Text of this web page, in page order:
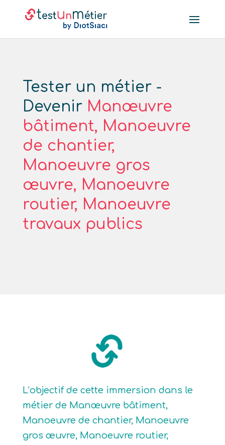
Tester un métier -
Devenir Manœuvre
bâtiment, Manoeuvre
de chantier,
Manoeuvre gros
œuvre, Manoeuvre
routier, Manoeuvre
travaux publics
L’objectif de cette immersion dans le
métier de Manœuvre bâtiment,
Manoeuvre de chantier, Manoeuvre
gros œuvre, Manoeuvre routier,